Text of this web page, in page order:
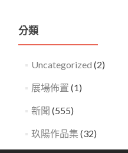
分類
Uncategorized (2)
展場佈置 (1)
新聞 (555)
玖陽作品集 (32)